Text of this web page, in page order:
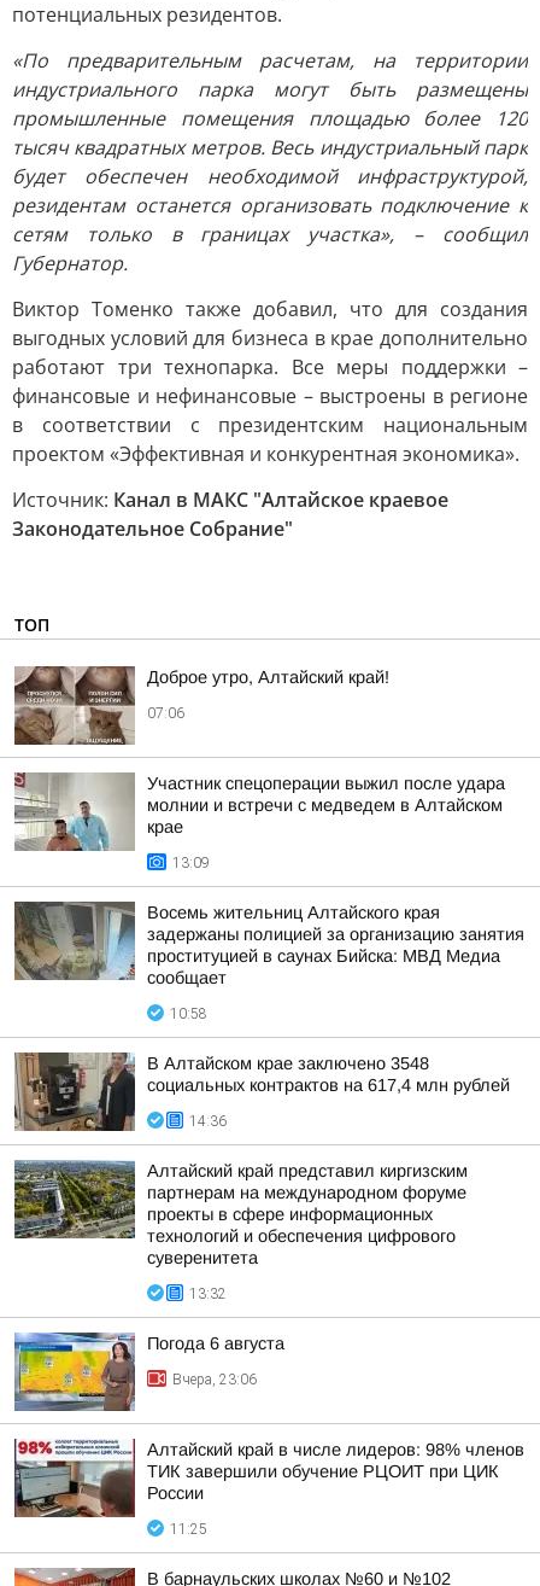
потенциальных резидентов.
«По предварительным расчетам, на территории
индустриального парка могут быть размещены
промышленные помещения площадью более 120
тысяч квадратных метров. Весь индустриальный парк
будет обеспечен необходимой инфраструктурой,
резидентам останется организовать подключение к
сетям только в границах участка», – сообщил
Губернатор.
Виктор Томенко также добавил, что для создания
выгодных условий для бизнеса в крае дополнительно
работают три технопарка. Все меры поддержки –
финансовые и нефинансовые – выстроены в регионе
в соответствии с президентским национальным
проектом «Эффективная и конкурентная экономика».
Источник: Канал в МАКС "Алтайское краевое
Законодательное Собрание"
ТОП
Доброе утро, Алтайский край!
07:06
Участник спецоперации выжил после удара
молнии и встречи с медведем в Алтайском
крае
13:09
Восемь жительниц Алтайского края
задержаны полицией за организацию занятия
проституцией в саунах Бийска: МВД Медиа
сообщает
10:58
В Алтайском крае заключено 3548
социальных контрактов на 617,4 млн рублей
14:36
Алтайский край представил киргизским
партнерам на международном форуме
проекты в сфере информационных
технологий и обеспечения цифрового
суверенитета
13:32
Погода 6 августа
Вчера, 23:06
Алтайский край в числе лидеров: 98% членов
ТИК завершили обучение РЦОИТ при ЦИК
России
11:25
В барнаульских школах №60 и №102